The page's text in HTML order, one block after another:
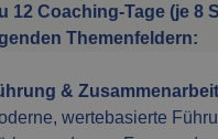
12 Coaching-Tage (je 8
Themenfeldern:
& Zusammenarbeit
wertebasierte